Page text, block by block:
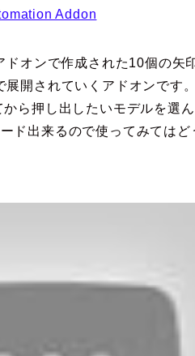
Addon
オンで作成された10個の矢
開されていくアドオンです
ら押し出したいモデルを選
ド出来るので使ってみてはど